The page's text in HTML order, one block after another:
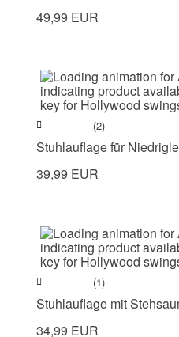
49,99 EUR
(2)
Stuhlauflage für
39,99 EUR
(1)
Stuhlauflage mit
34,99 EUR